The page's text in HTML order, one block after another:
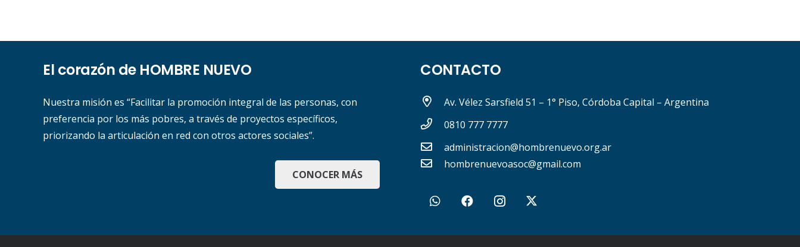
El corazón de HOMBRE NUEVO
Nuestra misión es “Facilitar la promoción integral de las personas, con
preferencia por los más pobres, a través de proyectos específicos,
priorizando la articulación en red con otros actores sociales”.
CONOCER MÁS
CONTACTO
Av. Vélez Sarsfield 51 – 1° Piso, Córdoba Capital – Argentina
0810 777 7777
administracion@hombrenuevo.org.ar
hombrenuevoasoc@gmail.com